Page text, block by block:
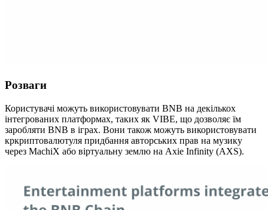
Розваги
Користувачі можуть використовувати BNB на декількох
інтегрованих платформах, таких як VIBE, що дозволяє їм
заробляти BNB в іграх. Вони також можуть використовувати
кркриптовалютуля придбання авторських прав на музику
через MachiX або віртуальну землю на Axie Infinity (AXS).